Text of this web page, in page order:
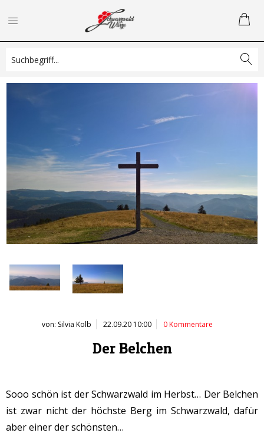
Der Belchen
von: Silvia Kolb 22.09.20 10:00 0 Kommentare
Der Belchen
Sooo schön ist der Schwarzwald im Herbst… Der Belchen
ist zwar nicht der höchste Berg im Schwarzwald, dafür
aber einer der schönsten…